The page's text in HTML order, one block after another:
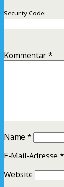
Security Code:
Kommentar*
Name *
E-Mail-Adresse *
Website